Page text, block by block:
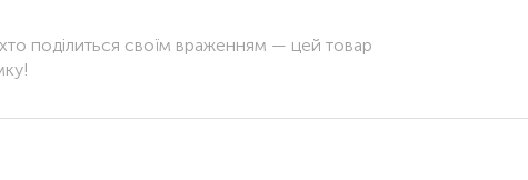
поділиться своїм враженням — цей товар